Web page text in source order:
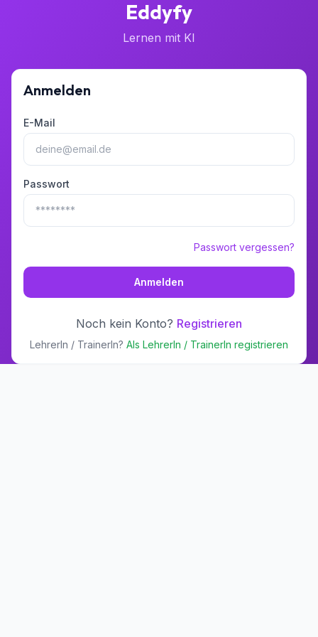
Eddyfy
Lernen mit KI
Anmelden
E-Mail
Passwort
Passwort vergessen?
Anmelden
Noch kein Konto? Registrieren
LehrerIn / TrainerIn? Als LehrerIn / TrainerIn registrieren